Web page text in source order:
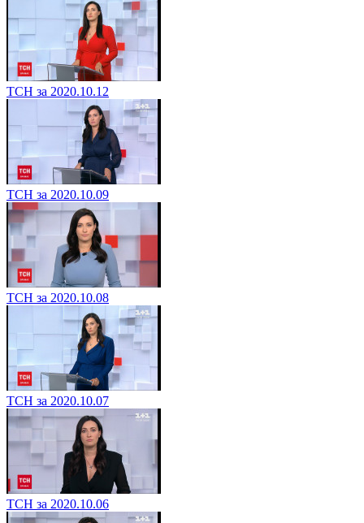
ТСН за 2020.10.12
ТСН за 2020.10.09
ТСН за 2020.10.08
ТСН за 2020.10.07
ТСН за 2020.10.06